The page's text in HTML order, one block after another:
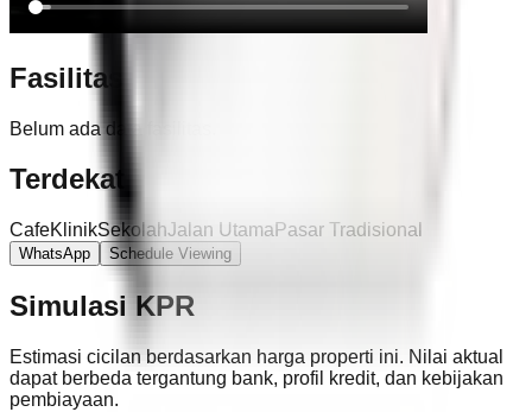
Fasilitas
Belum ada data fasilitas.
Terdekat
CafeKlinikSekolahJalan Utama Pasar Tradisional
WhatsApp Schedule Viewing
Simulasi KPR
Estimasi cicilan berdasarkan harga properti ini. Nilai aktual
dapat berbeda tergantung bank, profil kredit, dan kebijakan
pembiayaan.